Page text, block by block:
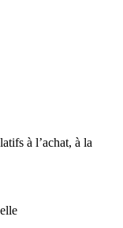
à l’achat, à la